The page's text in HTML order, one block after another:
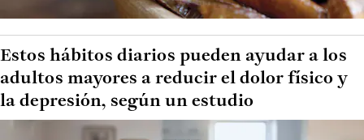
Estos hábitos diarios pueden ayudar a los
adultos mayores a reducir el dolor físico y
la depresión, según un estudio